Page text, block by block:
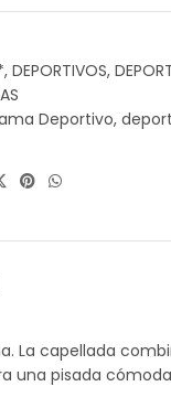
, DEPORTIVOS,
Deportivo,
La capellada
pisada